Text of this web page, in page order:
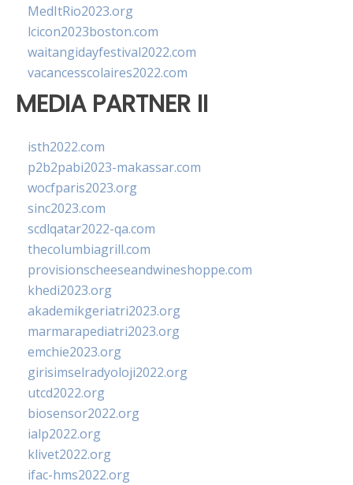
MedItRio2023.org
lcicon2023boston.com
waitangidayfestival2022.com
vacancesscolaires2022.com
MEDIA PARTNER II
isth2022.com
p2b2pabi2023-makassar.com
wocfparis2023.org
sinc2023.com
scdlqatar2022-qa.com
thecolumbiagrill.com
provisionscheeseandwineshoppe.com
khedi2023.org
akademikgeriatri2023.org
marmarapediatri2023.org
emchie2023.org
girisimselradyoloji2022.org
utcd2022.org
biosensor2022.org
ialp2022.org
klivet2022.org
ifac-hms2022.org